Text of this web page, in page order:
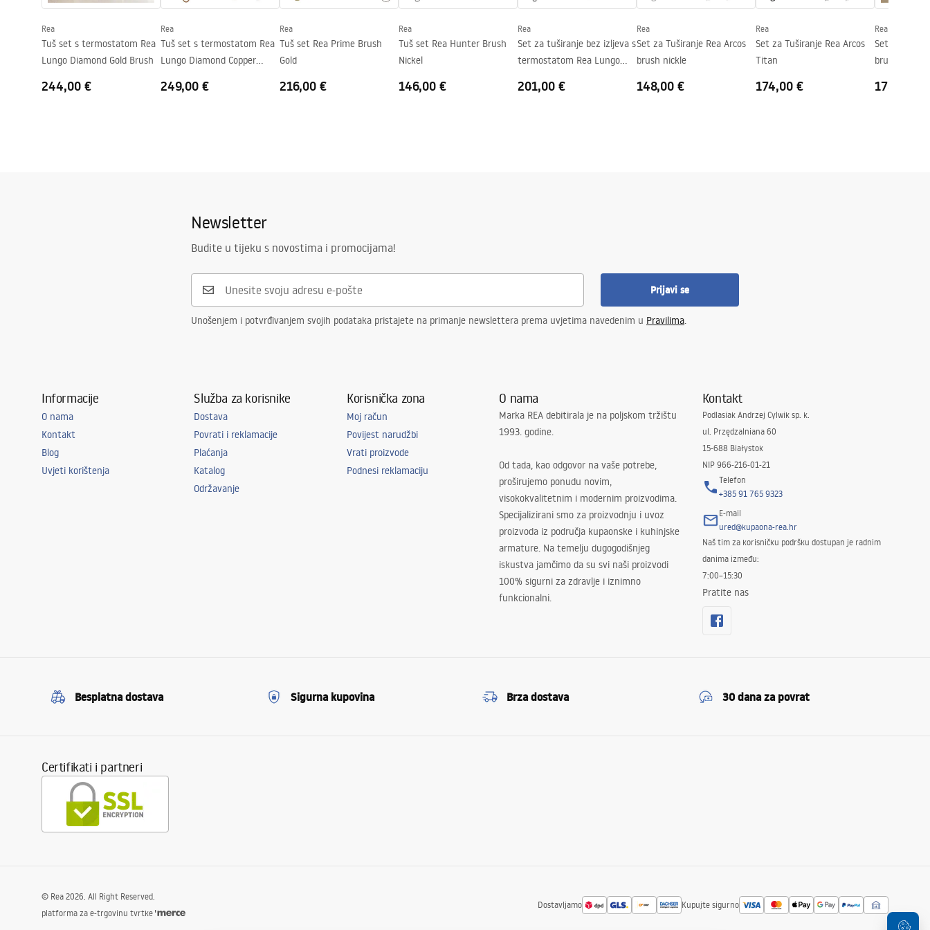
Jamstvo
24 mjeseca
Premaz Easy Clean
Da, na jednoj strani stakla.
Rea
Tuš set s termostatom Rea
Lungo Diamond Gold Brush
244,00 €
Rea
Tuš set s termostatom Rea
Lungo Diamond Copper
249,00 €
Rea
Tuš set Rea Prime Brush
Gold
216,00 €
Rea
Tuš set Rea Hunter Brush
Nickel
146,00 €
Rea
Set za tuširanje bez izljeva s
termostatom Rea Lungo
201,00 €
Rea
Set za Tuširanje Rea Arcos
brush nickle
148,00 €
Rea
Set za Tuširanje Rea Arcos
Titan
174,00 €
Rea
Set za
brush gold
178,00 €
Newsletter
Budite u tijeku s novostima i promocijama!
Prijavi se
Unošenjem i potvrđivanjem svojih podataka pristajete na primanje newslettera prema uvjetima navedenim u Pravilima.
Informacije
O nama
Kontakt
Blog
Uvjeti korištenja
Služba za korisnike
Dostava
Povrati i reklamacije
Plaćanja
Katalog
Održavanje
Korisnička zona
Moj račun
Povijest narudžbi
Vrati proizvode
Podnesi reklamaciju
O nama
Marka REA debitirala je na poljskom tržištu
1993. godine.
Od tada, kao odgovor na vaše potrebe,
proširujemo ponudu novim,
visokokvalitetnim i modernim proizvodima.
Specijalizirani smo za proizvodnju i uvoz
proizvoda iz područja kupaonske i kuhinjske
armature. Na temelju dugogodišnjeg
iskustva jamčimo da su svi naši proizvodi
100% sigurni za zdravlje i iznimno
funkcionalni.
Kontakt
Podlasiak Andrzej Cylwik sp. k.
ul. Przędzalniana 60
15-688 Białystok
NIP 966-216-01-21
Telefon
+385 91 765 9323
E-mail
ured@kupaona-rea.hr
Naš tim za korisničku podršku dostupan je radnim
danima između:
7:00–15:30
Pratite nas
Besplatna dostava Sigurna kupovina Brza dostava 30 dana za povrat
Certifikati i partneri
Dostavljamo Kupujte sigurno
© Rea 2026. All Right Reserved.
platforma za e-trgovinu tvrtke